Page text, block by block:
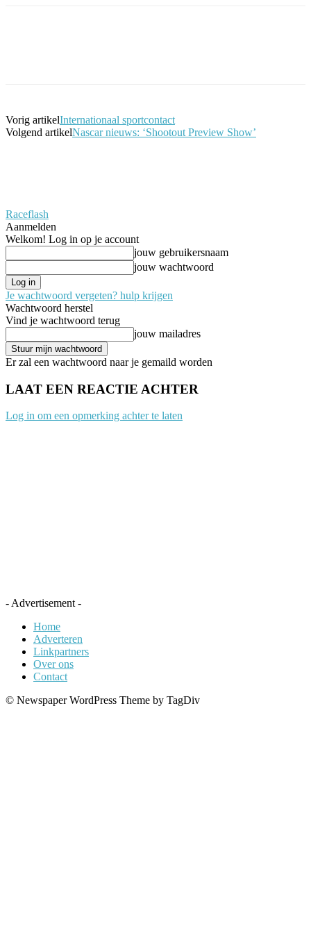
Vorig artikelInternationaal sportcontact
Volgend artikelNascar nieuws: ‘Shootout Preview Show’
Raceflash
Aanmelden
Welkom! Log in op je account
jouw gebruikersnaam
jouw wachtwoord
Je wachtwoord vergeten? hulp krijgen
Wachtwoord herstel
Vind je wachtwoord terug
jouw mailadres
Er zal een wachtwoord naar je gemaild worden
LAAT EEN REACTIE ACHTER
Log in om een opmerking achter te laten
- Advertisement -
Home
Adverteren
Linkpartners
Over ons
Contact
© Newspaper WordPress Theme by TagDiv